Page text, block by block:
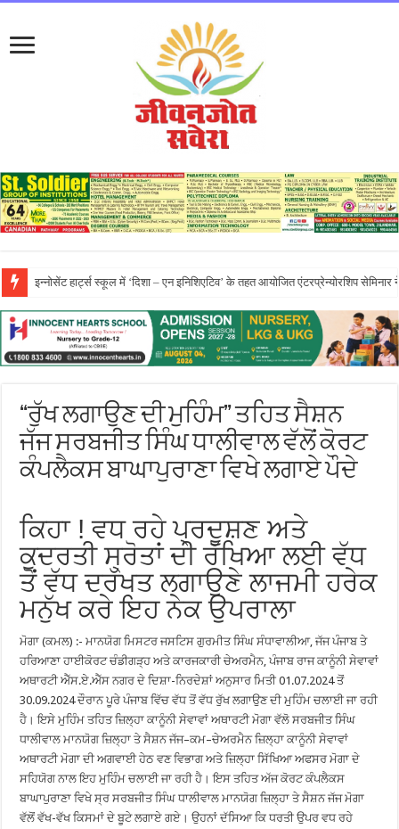
प्रो. (डॉ.) यादविंदर सिंह बराड़ ने आई.के. गुजराल पंजाब टेक्निकल यूनिवर्सिटी के वाइस-
“ਰੁੱਖ ਲਗਾਉਣ ਦੀ ਮੁਹਿੰਮ” ਤਹਿਤ ਸੈਸ਼ਨ
ਜੱਜ ਸਰਬਜੀਤ ਸਿੰਘ ਧਾਲੀਵਾਲ ਵੱਲੋਂ ਕੋਰਟ
ਕੰਪਲੈਕਸ ਬਾਘਾਪੁਰਾਣਾ ਵਿਖੇ ਲਗਾਏ ਪੌਦੇ
ਕਿਹਾ ! ਵਧ ਰਹੇ ਪ੍ਰਦੂਸ਼ਣ ਅਤੇ
ਕੁਦਰਤੀ ਸ੍ਰੋਤਾਂ ਦੀ ਰੱਖਿਆ ਲਈ ਵੱਧ
ਤੋਂ ਵੱਧ ਦਰੱਖਤ ਲਗਾਉਣੇ ਲਾਜਮੀ ਹਰੇਕ
ਮਨੁੱਖ ਕਰੇ ਇਹ ਨੇਕ ਉਪਰਾਲਾ
ਮੋਗਾ (ਕਮਲ) :- ਮਾਨਯੋਗ ਮਿਸਟਰ ਜਸਟਿਸ ਗੁਰਮੀਤ ਸਿੰਘ ਸੰਧਾਵਾਲੀਆ, ਜੱਜ ਪੰਜਾਬ ਤੇ
ਹਰਿਆਣਾ ਹਾਈਕੋਰਟ ਚੰਡੀਗੜ੍ਹ ਅਤੇ ਕਾਰਜਕਾਰੀ ਚੇਅਰਮੈਨ, ਪੰਜਾਬ ਰਾਜ ਕਾਨੂੰਨੀ ਸੇਵਾਵਾਂ
ਅਥਾਰਟੀ ਐੱਸ.ਏ.ਐੱਸ ਨਗਰ ਦੇ ਦਿਸ਼ਾ-ਨਿਰਦੇਸ਼ਾਂ ਅਨੁਸਾਰ ਮਿਤੀ 01.07.2024 ਤੋਂ
30.09.2024 ਦੌਰਾਨ ਪੂਰੇ ਪੰਜਾਬ ਵਿੱਚ ਵੱਧ ਤੋਂ ਵੱਧ ਰੁੱਖ ਲਗਾਉਣ ਦੀ ਮੁਹਿੰਮ ਚਲਾਈ ਜਾ ਰਹੀ
ਹੈ। ਇਸੇ ਮੁਹਿੰਮ ਤਹਿਤ ਜ਼ਿਲ੍ਹਾ ਕਾਨੂੰਨੀ ਸੇਵਾਵਾਂ ਅਥਾਰਟੀ ਮੋਗਾ ਵੱਲੋ ਸਰਬਜੀਤ ਸਿੰਘ
ਧਾਲੀਵਾਲ ਮਾਨਯੋਗ ਜ਼ਿਲ੍ਹਾ ਤੇ ਸੈਸ਼ਨ ਜੱਜ–ਕਮ–ਚੇਅਰਮੈਨ ਜ਼ਿਲ੍ਹਾ ਕਾਨੂੰਨੀ ਸੇਵਾਵਾਂ
ਅਥਾਰਟੀ ਮੋਗਾ ਦੀ ਅਗਵਾਈ ਹੇਠ ਵਣ ਵਿਭਾਗ ਅਤੇ ਜ਼ਿਲ੍ਹਾ ਸਿੱਖਿਆ ਅਫਸਰ ਮੋਗਾ ਦੇ
ਸਹਿਯੋਗ ਨਾਲ ਇਹ ਮੁਹਿੰਮ ਚਲਾਈ ਜਾ ਰਹੀ ਹੈ। ਇਸ ਤਹਿਤ ਅੱਜ ਕੋਰਟ ਕੰਪਲੈਕਸ
ਬਾਘਾਪੁਰਾਣਾ ਵਿਖੇ ਸ੍ਰ ਸਰਬਜੀਤ ਸਿੰਘ ਧਾਲੀਵਾਲ ਮਾਨਯੋਗ ਜ਼ਿਲ੍ਹਾ ਤੇ ਸੈਸ਼ਨ ਜੱਜ ਮੋਗਾ
ਵੱਲੋਂ ਵੱਖ-ਵੱਖ ਕਿਸਮਾਂ ਦੇ ਬੂਟੇ ਲਗਾਏ ਗਏ। ਉਹਨਾਂ ਦੱਸਿਆ ਕਿ ਧਰਤੀ ਉਪਰ ਵਧ ਰਹੇ